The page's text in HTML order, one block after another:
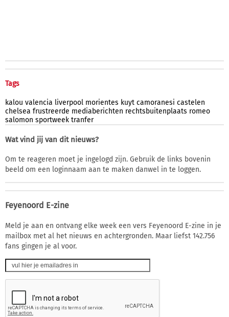
Tags
kalou valencia liverpool morientes kuyt camoranesi castelen
chelsea frustreerde mediaberichten rechtsbuitenplaats romeo
salomon sportweek tranfer
Wat vind jij van dit nieuws?
Om te reageren moet je ingelogd zijn. Gebruik de links bovenin
beeld om een loginnaam aan te maken danwel in te loggen.
Feyenoord E-zine
Meld je aan en ontvang elke week een vers Feyenoord E-zine in je
mailbox met al het nieuws en achtergronden. Maar liefst 142.756
fans gingen je al voor.